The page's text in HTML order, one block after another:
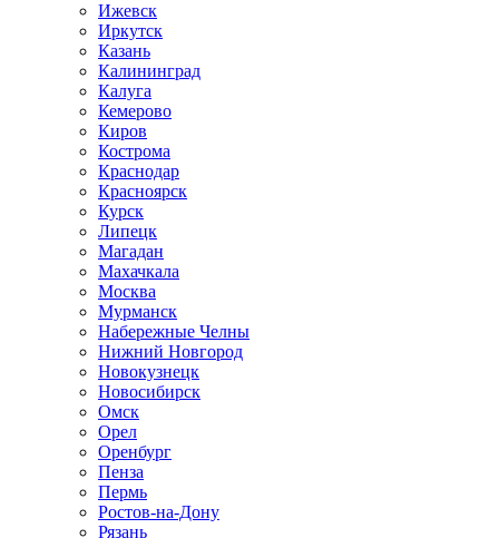
Ижевск
Иркутск
Казань
Калининград
Калуга
Кемерово
Киров
Кострома
Краснодар
Красноярск
Курск
Липецк
Магадан
Махачкала
Москва
Мурманск
Набережные Челны
Нижний Новгород
Новокузнецк
Новосибирск
Омск
Орел
Оренбург
Пенза
Пермь
Ростов-на-Дону
Рязань